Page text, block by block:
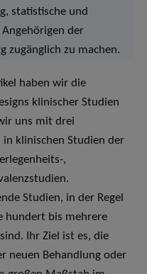
statistische und
der
zugänglich zu machen.
haben wir die
klinischer Studien
uns mit drei
klinischen Studien der
,
Studien, in der Regel
hundert bis mehrere
Ihr Ziel ist es, die
neuen Behandlung oder